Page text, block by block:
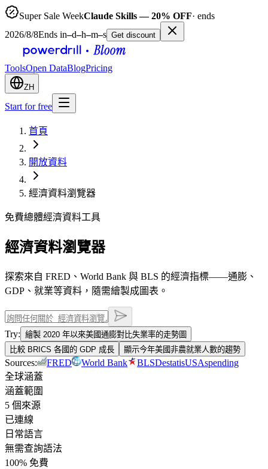
Super Sale WeekClaude Skills — 20% OFF· ends
2026/8/8Ends in–d–h–m–s Get discount
ToolsOpen DataBlogPricing
ZH
Start for free
首頁
開放資料
經濟資料瀏覽器
免費總體經濟資料工具
經濟資料瀏覽器
探索來自 FRED、World Bank 與 BLS 的經濟指標——通膨、
GDP、就業等資料，隨需繪製成圖表。
Try: 繪製 2020 年以來美國通膨對比失業率的走勢圖
比較 BRICS 各國的 GDP 成長
顯示今年美國非農就業人數的趨勢
Sources: FRED World Bank BLSDestatisUSAspending
全球涵蓋
涵蓋範圍
5 個來源
已連線
日常語言
無需查詢語法
100% 免費